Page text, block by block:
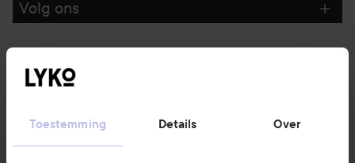
Toestemming Details Over
Volg ons
Informatie